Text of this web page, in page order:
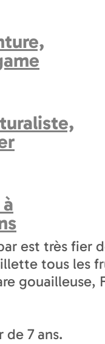
voiture
dans
un langage
Il s'est
est très fier
tous les
gouailleuse,
7 ans.